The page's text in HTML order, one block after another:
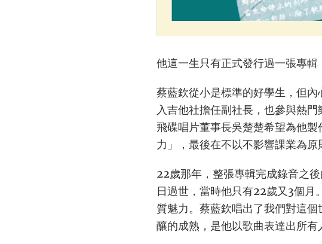
他這一生只有正式發行過一張專輯
蔡藍欽從小是標準的好學生，但
入吉他社擔任副社長，也參與熱
飛碟唱片董事長吳楚楚希望為他
力」，最後在不以不影響課業為原
22歲那年，整張專輯完成錄音之
日過世，當時他只有22歲又3個月
質魅力。蔡藍欽唱出了我們對這
釀的成熟，是他以歌曲表達出所有